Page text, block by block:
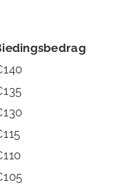
140
135
130
115
110
105